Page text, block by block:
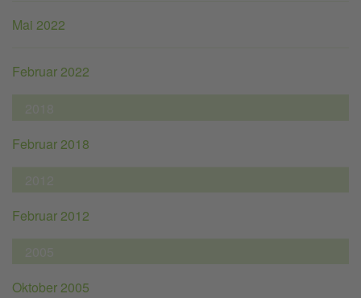
Mai 2022
Februar 2022
Februar 2018
Februar 2012
Oktober 2005